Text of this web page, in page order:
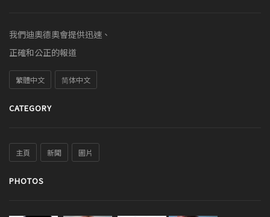
我們迪奧德奧會提供迅速、
正確和公正的報道
繁體中文 简体中文
CATEGORY
主頁 新聞 圖片
PHOTOS